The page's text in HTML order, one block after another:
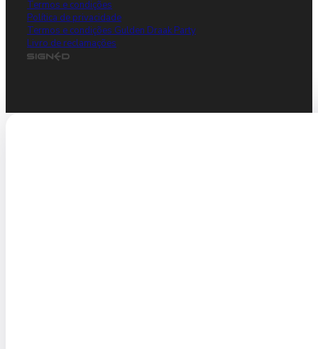
Termos e condições
Política de privacidade
Termos e condições Gulden Draak Party
Livro de reclamações